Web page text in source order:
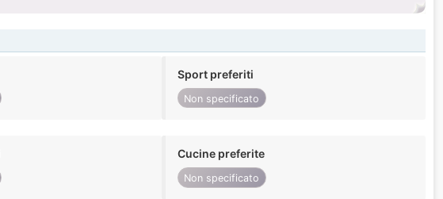
Sport preferiti
Non specificato
Cucine preferite
Non specificato